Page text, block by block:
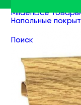
Строительные
Поиск
MildenВсе товары
Напольные